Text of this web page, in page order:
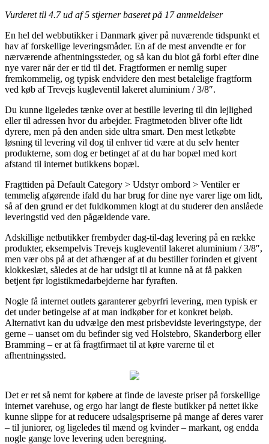
Vurderet til 4.7ud af 5 stjerner baseret på 17anmeldelser
En hel del webbutikker i Danmark giver på nuværende tidspunkt et
hav af forskellige leveringsmåder. En af de mest anvendte er for
nærværende afhentningssteder, og så kan du blot gå forbi efter dine
nye varer når der er tid til det. Fragtformen er nemlig super
fremkommelig, og typisk endvidere den mest betalelige fragtform
ved køb af Trevejs kugleventil lakeret aluminium / 3/8″.
Du kunne ligeledes tænke over at bestille levering til din lejlighed
eller til adressen hvor du arbejder. Fragtmetoden bliver ofte lidt
dyrere, men på den anden side ultra smart. Den mest letkøbte
løsning til levering vil dog til enhver tid være at du selv henter
produkterne, som dog er betinget af at du har bopæl med kort
afstand til internet butikkens bopæl.
Fragttiden på Default Category > Udstyr ombord > Ventiler er
temmelig afgørende ifald du har brug for dine nye varer lige om lidt,
så af den grund er det fuldkommen klogt at du studerer den anslåede
leveringstid ved den pågældende vare.
Adskillige netbutikker frembyder dag-til-dag levering på en række
produkter, eksempelvis Trevejs kugleventil lakeret aluminium / 3/8″,
men vær obs på at det afhænger af at du bestiller forinden et givent
klokkeslæt, således at de har udsigt til at kunne nå at få pakken
betjent før logistikmedarbejderne har fyraften.
Nogle få internet outlets garanterer gebyrfri levering, men typisk er
det under betingelse af at man indkøber for et konkret beløb.
Alternativt kan du udvælge den mest prisbevidste leveringstype, der
gerne – uanset om du befinder sig ved Holstebro, Skanderborg eller
Bramming – er at få fragtfirmaet til at køre varerne til et
afhentningssted.
Det er ret så nemt for købere at finde de laveste priser på forskellige
internet varehuse, og ergo har langt de fleste butikker på nettet ikke
kunne slippe for at reducere udsalgspriserne på mange af deres varer
– til juniorer, og ligeledes til mænd og kvinder – markant, og endda
nogle gange love levering uden beregning.